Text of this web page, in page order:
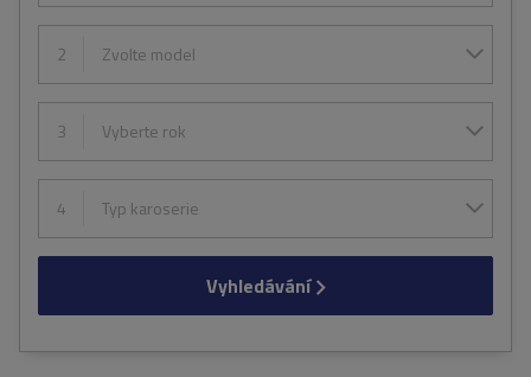
2 Zvolte model
3 Vyberte rok
4 Typ karoserie
Vyhledávání